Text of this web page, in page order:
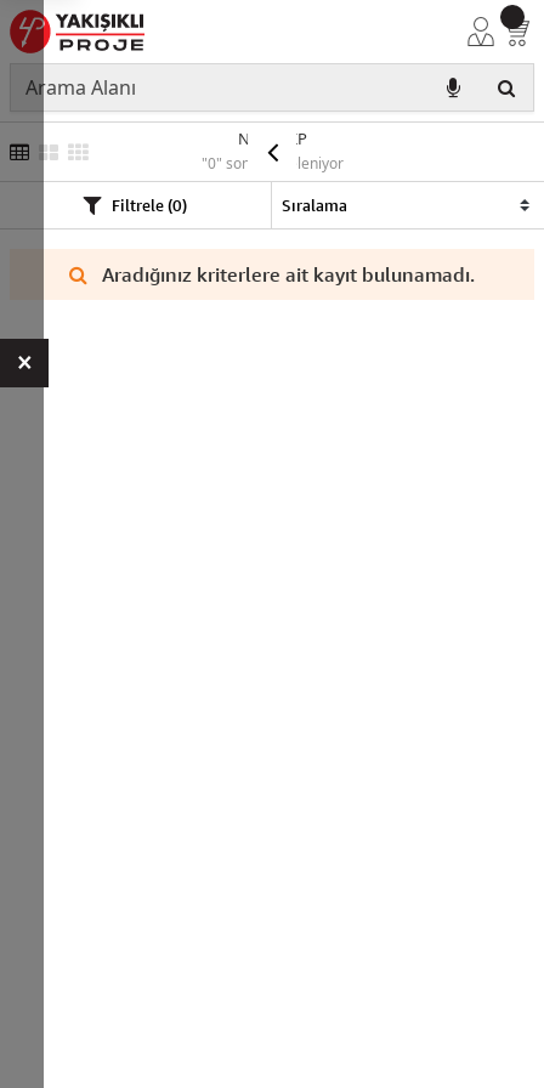
NYA YEKP
"0" sonuç listeleniyor
Filtrele (0)
Aradığınız kriterlere ait kayıt bulunamadı.
×